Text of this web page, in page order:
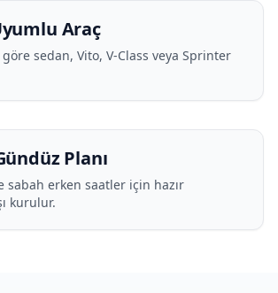
Araç
göre sedan, Vito, V-Class veya Sprinter
Planı
sabah erken saatler için hazır
kurulur.